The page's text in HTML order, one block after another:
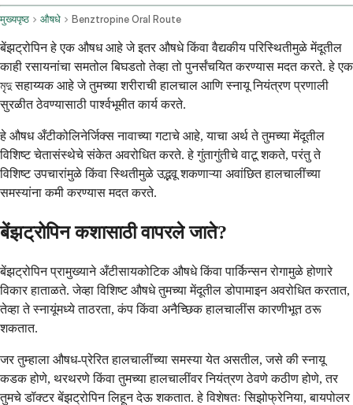
मुख्यपृष्ठ औषधे Benztropine Oral Route
बेंझट्रोपिन हे एक औषध आहे जे इतर औषधे किंवा वैद्यकीय परिस्थितीमुळे मेंदूतील
काही रसायनांचा समतोल बिघडतो तेव्हा तो पुनर्संचयित करण्यास मदत करते. हे एक
মৃদু सहाय्यक आहे जे तुमच्या शरीराची हालचाल आणि स्नायू नियंत्रण प्रणाली
सुरळीत ठेवण्यासाठी पार्श्वभूमीत कार्य करते.
हे औषध अँटीकोलिनेर्जिक्स नावाच्या गटाचे आहे, याचा अर्थ ते तुमच्या मेंदूतील
विशिष्ट चेतासंस्थेचे संकेत अवरोधित करते. हे गुंतागुंतीचे वाटू शकते, परंतु ते
विशिष्ट उपचारांमुळे किंवा स्थितीमुळे उद्भवू शकणाऱ्या अवांछित हालचालींच्या
समस्यांना कमी करण्यास मदत करते.
बेंझट्रोपिन कशासाठी वापरले जाते?
बेंझट्रोपिन प्रामुख्याने अँटीसायकोटिक औषधे किंवा पार्किन्सन रोगामुळे होणारे
विकार हाताळते. जेव्हा विशिष्ट औषधे तुमच्या मेंदूतील डोपामाइन अवरोधित करतात,
तेव्हा ते स्नायूंमध्ये ताठरता, कंप किंवा अनैच्छिक हालचालींस कारणीभूत ठरू
शकतात.
जर तुम्हाला औषध-प्रेरित हालचालींच्या समस्या येत असतील, जसे की स्नायू
कडक होणे, थरथरणे किंवा तुमच्या हालचालींवर नियंत्रण ठेवणे कठीण होणे, तर
तुमचे डॉक्टर बेंझट्रोपिन लिहून देऊ शकतात. हे विशेषतः सिझोफ्रेनिया, बायपोलर